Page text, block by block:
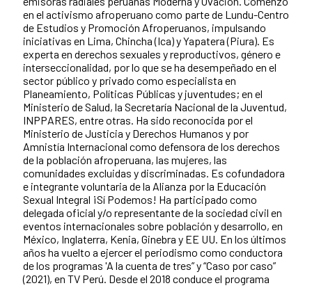
en el activismo afroperuano como parte de Lundu-Centro
de Estudios y Promoción Afroperuanos, impulsando
iniciativas en Lima, Chincha (Ica) y Yapatera (Piura). Es
experta en derechos sexuales y reproductivos, género e
interseccionalidad, por lo que se ha desempeñado en el
sector público y privado como especialista en
Planeamiento, Políticas Públicas y juventudes; en el
Ministerio de Salud, la Secretaría Nacional de la Juventud,
INPPARES, entre otras. Ha sido reconocida por el
Ministerio de Justicia y Derechos Humanos y por
Amnistía Internacional como defensora de los derechos
de la población afroperuana, las mujeres, las
comunidades excluidas y discriminadas. Es cofundadora
e integrante voluntaria de la Alianza por la Educación
Sexual Integral ¡Sí Podemos! Ha participado como
delegada oficial y/o representante de la sociedad civil en
eventos internacionales sobre población y desarrollo, en
México, Inglaterra, Kenia, Ginebra y EE UU. En los últimos
años ha vuelto a ejercer el periodismo como conductora
de los programas 'A la cuenta de tres” y “Caso por caso”
(2021), en TV Perú. Desde el 2018 conduce el programa